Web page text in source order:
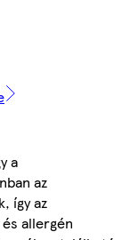
a
az
így az
allergén